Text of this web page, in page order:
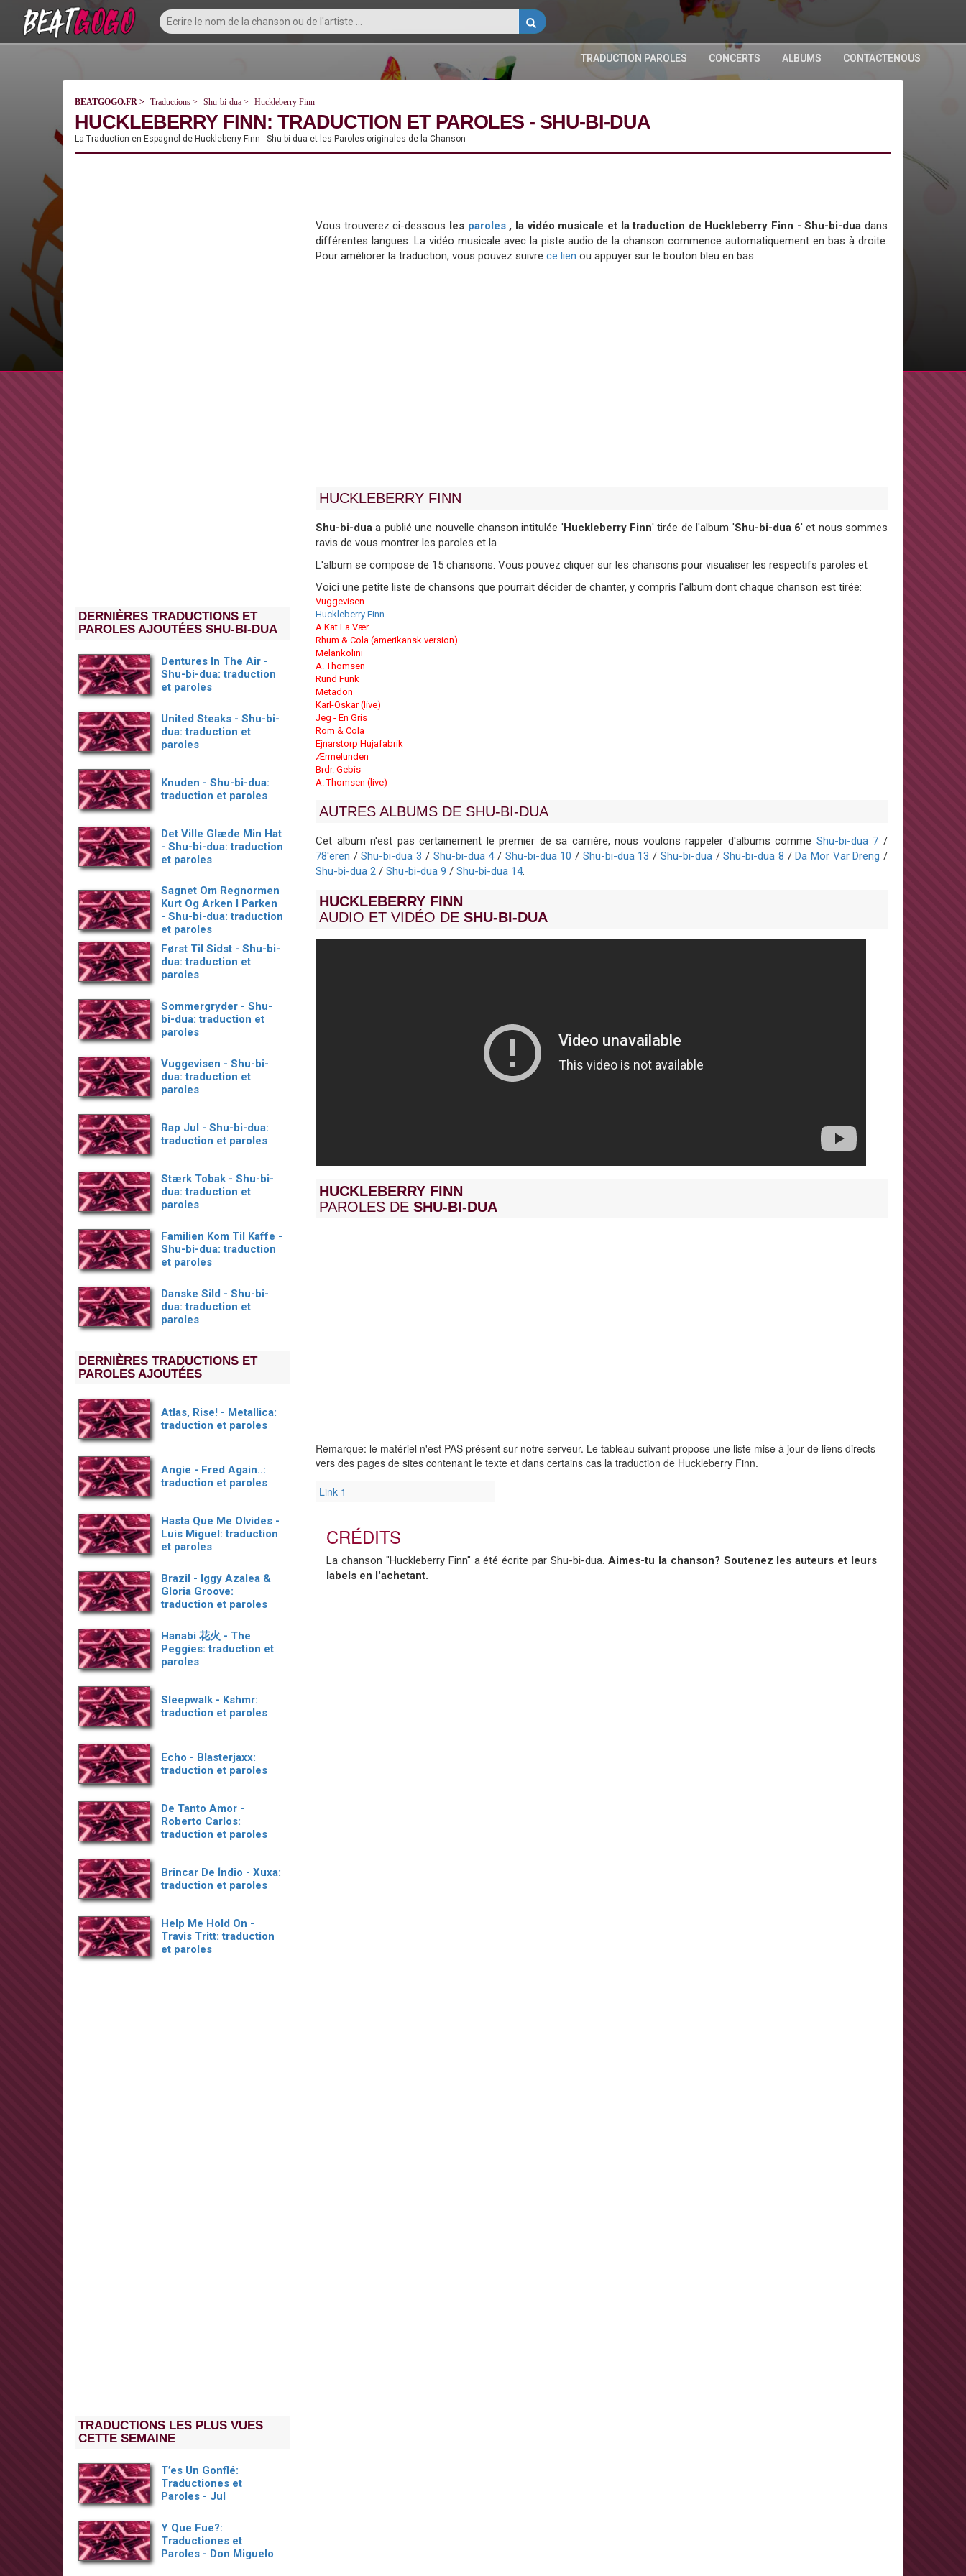
TRADUCTION PAROLES CONCERTS ALBUMS CONTACTENOUS
BEATGOGO.FR Traductions Shu-bi-dua Huckleberry Finn
HUCKLEBERRY FINN: TRADUCTION ET PAROLES - SHU-BI-DUA
La Traduction en Espagnol de Huckleberry Finn - Shu-bi-dua et les Paroles originales de la Chanson
Vous trouverez ci-dessous les paroles , la vidéo musicale et la traduction de Huckleberry Finn - Shu-bi-duadans
différentes langues. La vidéo musicale avec la piste audio de la chanson commence automatiquement en bas à droite.
Pour améliorer la traduction, vous pouvez suivre ce lien ou appuyer sur le bouton bleu en bas.
HUCKLEBERRY FINN
Shu-bi-dua a publié une nouvelle chanson intitulée 'Huckleberry Finn' tirée de l'album 'Shu-bi-dua 6' et nous sommes
ravis de vous montrer les paroles et la
L'album se compose de 15 chansons. Vous pouvez cliquer sur les chansons pour visualiser les respectifs paroles et
Voici une petite liste de chansons que pourrait décider de chanter, y compris l'album dont chaque chanson est tirée:
Vuggevisen
Huckleberry Finn
A Kat La Vær
Rhum & Cola (amerikansk version)
Melankolini
A. Thomsen
Rund Funk
Metadon
Karl-Oskar (live)
Jeg - En Gris
Rom & Cola
Ejnarstorp Hujafabrik
Ærmelunden
Brdr. Gebis
A. Thomsen (live)
AUTRES ALBUMS DE SHU-BI-DUA
Cet album n'est pas certainement le premier de sa carrière, nous voulons rappeler d'albums comme Shu-bi-dua 7 /
78'eren /Shu-bi-dua 3 / Shu-bi-dua 4/ Shu-bi-dua 10 / Shu-bi-dua 13 / Shu-bi-dua/Shu-bi-dua 8 /Da Mor Var Dreng /
Shu-bi-dua 2 / Shu-bi-dua 9 / Shu-bi-dua 14.
HUCKLEBERRY FINN
AUDIO ET VIDÉO DE SHU-BI-DUA
HUCKLEBERRY FINN
PAROLES DE SHU-BI-DUA
Remarque: le matériel n'est PAS présent sur notre serveur. Le tableau suivant propose une liste mise à jour de liens directs
vers des pages de sites contenant le texte et dans certains cas la traduction de Huckleberry Finn.
Link 1
CRÉDITS
La chanson "Huckleberry Finn" a été écrite par Shu-bi-dua. Aimes-tu la chanson? Soutenez les auteurs et leurs
labels en l'achetant.
DERNIÈRES TRADUCTIONS ET
PAROLES AJOUTÉES SHU-BI-DUA
Dentures In The Air -
Shu-bi-dua: traduction
et paroles
United Steaks - Shu-bi-
dua: traduction et
paroles
Knuden - Shu-bi-dua:
traduction et paroles
Det Ville Glæde Min Hat
- Shu-bi-dua: traduction
et paroles
Sagnet Om Regnormen
Kurt Og Arken I Parken
- Shu-bi-dua: traduction
et paroles
Først Til Sidst - Shu-bi-
dua: traduction et
paroles
Sommergryder - Shu-
bi-dua: traduction et
paroles
Vuggevisen - Shu-bi-
dua: traduction et
paroles
Rap Jul - Shu-bi-dua:
traduction et paroles
Stærk Tobak - Shu-bi-
dua: traduction et
paroles
Familien Kom Til Kaffe -
Shu-bi-dua: traduction
et paroles
Danske Sild - Shu-bi-
dua: traduction et
paroles
DERNIÈRES TRADUCTIONS ET
PAROLES AJOUTÉES
Atlas, Rise! - Metallica:
traduction et paroles
Angie - Fred Again..:
traduction et paroles
Hasta Que Me Olvides -
Luis Miguel: traduction
et paroles
Brazil - Iggy Azalea &
Gloria Groove:
traduction et paroles
Hanabi 花火 - The
Peggies: traduction et
paroles
Sleepwalk - Kshmr:
traduction et paroles
Echo - Blasterjaxx:
traduction et paroles
De Tanto Amor -
Roberto Carlos:
traduction et paroles
Brincar De Índio - Xuxa:
traduction et paroles
Help Me Hold On -
Travis Tritt: traduction
et paroles
TRADUCTIONS LES PLUS VUES
CETTE SEMAINE
T’es Un Gonflé:
Traductiones et
Paroles - Jul
Y Que Fue?:
Traductiones et
Paroles - Don Miguelo